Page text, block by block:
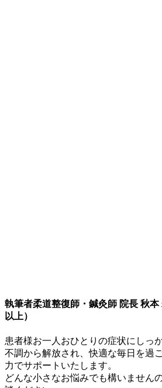
執筆者柔道整復師・鍼灸師 院長 秋
以上）
患者様お一人おひとりの症状にしっ
不調から解放され、快適な毎日を過
力でサポートいたします。
どんな小さなお悩みでも構いません